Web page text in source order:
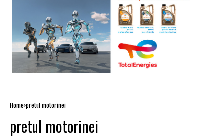
Home pretul motorinei
pretul motorinei